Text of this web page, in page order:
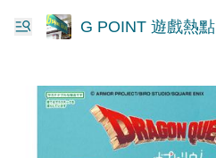
G POINT 遊戲熱點